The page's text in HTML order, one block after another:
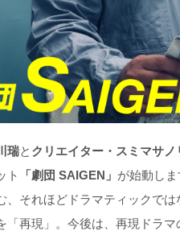
瑞と クリエイター・スミマサノ
ト
「劇団 SAIGEN」 が始動しま
、それほどドラマティックで
「再現」。今後は、再現ドラ